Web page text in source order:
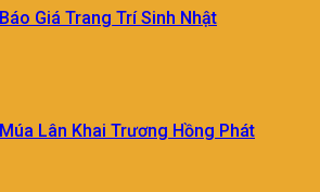
Báo Giá Trang Trí Sinh Nhật
Múa Lân Khai Trương Hồng Phát